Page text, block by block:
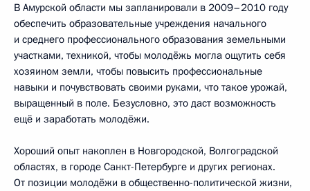
В Амурской области мы запланировали в 2009–2010 году
обеспечить образовательные учреждения начального
и среднего профессионального образования земельными
участками, техникой, чтобы молодёжь могла ощутить себя
хозяином земли, чтобы повысить профессиональные
навыки и почувствовать своими руками, что такое урожай,
выращенный в поле. Безусловно, это даст возможность
ещё и заработать молодёжи.
Хороший опыт накоплен в Новгородской, Волгоградской
областях, в городе Санкт-Петербурге и других регионах.
От позиции молодёжи в общественно-политической жизни,